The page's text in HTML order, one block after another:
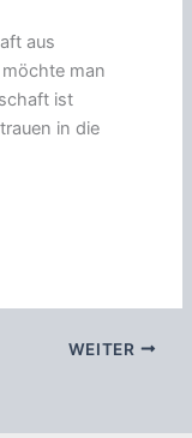
aus
man
ist
in die
WEITER